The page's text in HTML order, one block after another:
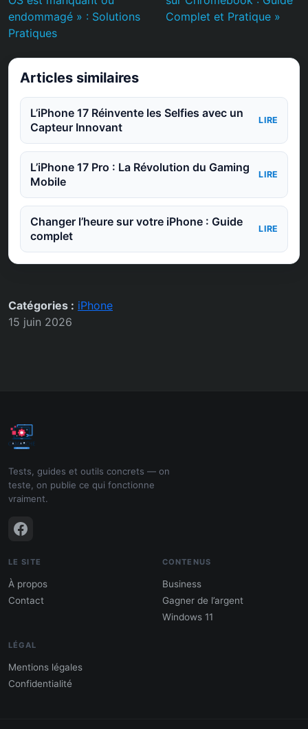
endommagé » : Solutions
Pratiques
Complet et Pratique »
Articles similaires
L’iPhone 17 Réinvente les Selfies avec un
Capteur Innovant
LIRE
L’iPhone 17 Pro : La Révolution du Gaming
Mobile
LIRE
Changer l’heure sur votre iPhone : Guide
complet
LIRE
Catégories : iPhone
15 juin 2026
Tests, guides et outils concrets — on
teste, on publie ce qui fonctionne
vraiment.
LE SITE
À propos
Contact
CONTENUS
Business
Gagner de l’argent
Windows 11
LÉGAL
Mentions légales
Confidentialité